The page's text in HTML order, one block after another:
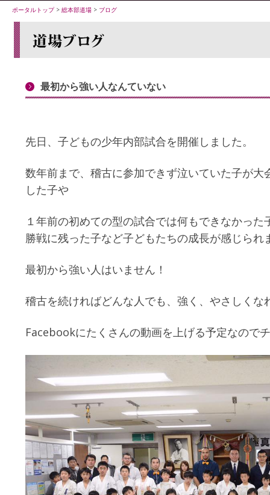
ポータルトップ> 総本部道場 > ブログ
最初から強い人なんていない
先日、子どもの少年内部試合を開催しました。
数年前まで、稽古に参加できず泣いていた子が大
した子や
１年前の初めての型の試合では何もできなかっ
勝戦に残った子など子どもたちの成長が感じられ
最初から強い人はいません！
稽古を続ければどんな人でも、強く、やさしくな
Facebookにたくさんの動画を上げる予定なので